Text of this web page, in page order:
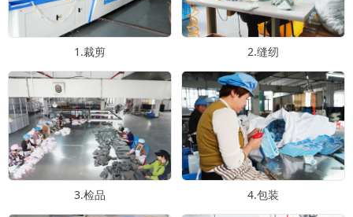
1.裁剪 2.缝纫
3.检品 4.包装